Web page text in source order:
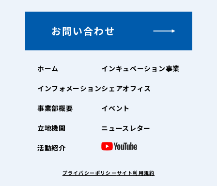
お問い合わせ
ホーム
インフォメーション
事業部概要
立地機関
活動紹介
インキュベーション事業
シェアオフィス
イベント
ニュースレター
プライバシーポリシー サイト利用規約